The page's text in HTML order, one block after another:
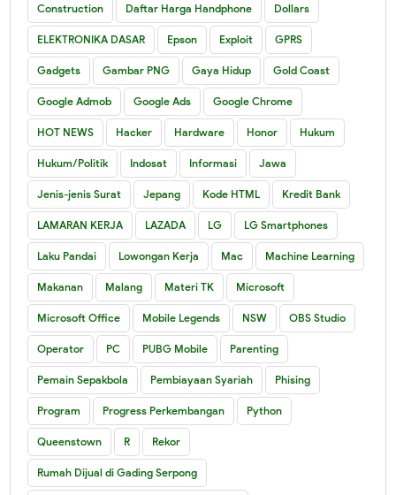
Construction Daftar Harga Handphone Dollars
ELEKTRONIKA DASAR Epson Exploit GPRS
Gadgets Gambar PNG Gaya Hidup Gold Coast
Google Admob Google Ads Google Chrome
HOT NEWS Hacker Hardware Honor Hukum
Hukum/Politik Indosat Informasi Jawa
Jenis-jenis Surat Jepang Kode HTML Kredit Bank
LAMARAN KERJA LAZADA LG LG Smartphones
Laku Pandai Lowongan Kerja Mac Machine Learning
Makanan Malang Materi TK Microsoft
Microsoft Office Mobile Legends NSW OBS Studio
Operator PC PUBG Mobile Parenting
Pemain Sepakbola Pembiayaan Syariah Phising
Program Progress Perkembangan Python
Queenstown R Rekor
Rumah Dijual di Gading Serpong